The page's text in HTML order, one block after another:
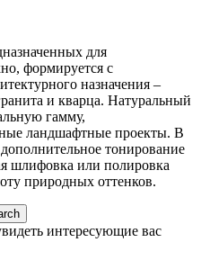
для
формируется с
назначения –
и кварца. Натуральный
гамму,
ландшафтные проекты. В
тонирование
шлифовка или полировка
природных оттенков.
интересующие вас